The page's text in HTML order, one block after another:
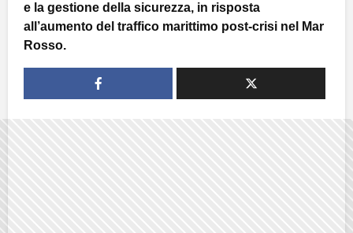
e la gestione della sicurezza, in risposta
all’aumento del traffico marittimo post-crisi nel Mar
Rosso.